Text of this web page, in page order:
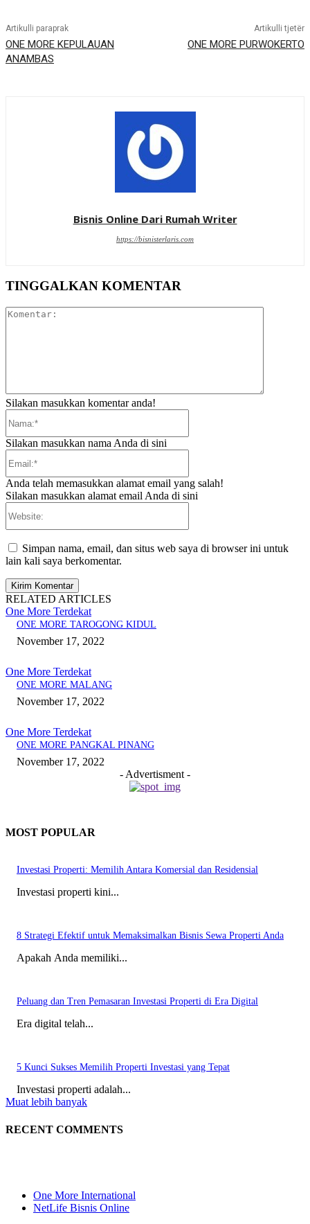
Artikulli paraprak
ONE MORE KEPULAUAN
ANAMBAS
Artikulli tjetër
ONE MORE PURWOKERTO
Bisnis Online Dari Rumah Writer
https://bisnisterlaris.com
TINGGALKAN KOMENTAR
Silakan masukkan komentar anda!
Silakan masukkan nama Anda di sini
Anda telah memasukkan alamat email yang salah!
Silakan masukkan alamat email Anda di sini
Simpan nama, email, dan situs web saya di browser ini untuk
lain kali saya berkomentar.
RELATED ARTICLES
One More Terdekat
ONE MORE TAROGONG KIDUL
November 17, 2022
One More Terdekat
ONE MORE MALANG
November 17, 2022
One More Terdekat
ONE MORE PANGKAL PINANG
November 17, 2022
- Advertisment -
MOST POPULAR
Investasi Properti: Memilih Antara Komersial dan Residensial
Investasi properti kini...
8 Strategi Efektif untuk Memaksimalkan Bisnis Sewa Properti Anda
Apakah Anda memiliki...
Peluang dan Tren Pemasaran Investasi Properti di Era Digital
Era digital telah...
5 Kunci Sukses Memilih Properti Investasi yang Tepat
Investasi properti adalah...
Muat lebih banyak
RECENT COMMENTS
One More International
NetLife Bisnis Online